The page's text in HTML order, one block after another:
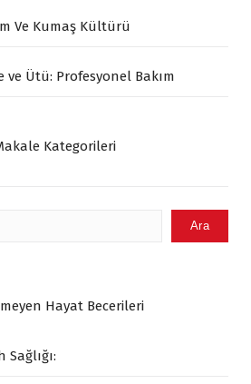
Ve Kumaş Kültürü
ve Ütü: Profesyonel Bakım
Kategorileri
Hayat Becerileri
Sağlığı: